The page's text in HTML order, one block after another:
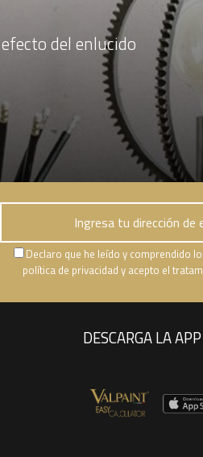
del enlucido
Declaro que he leído y comprendido
política de privacidad y acepto el
DESCARGA LA